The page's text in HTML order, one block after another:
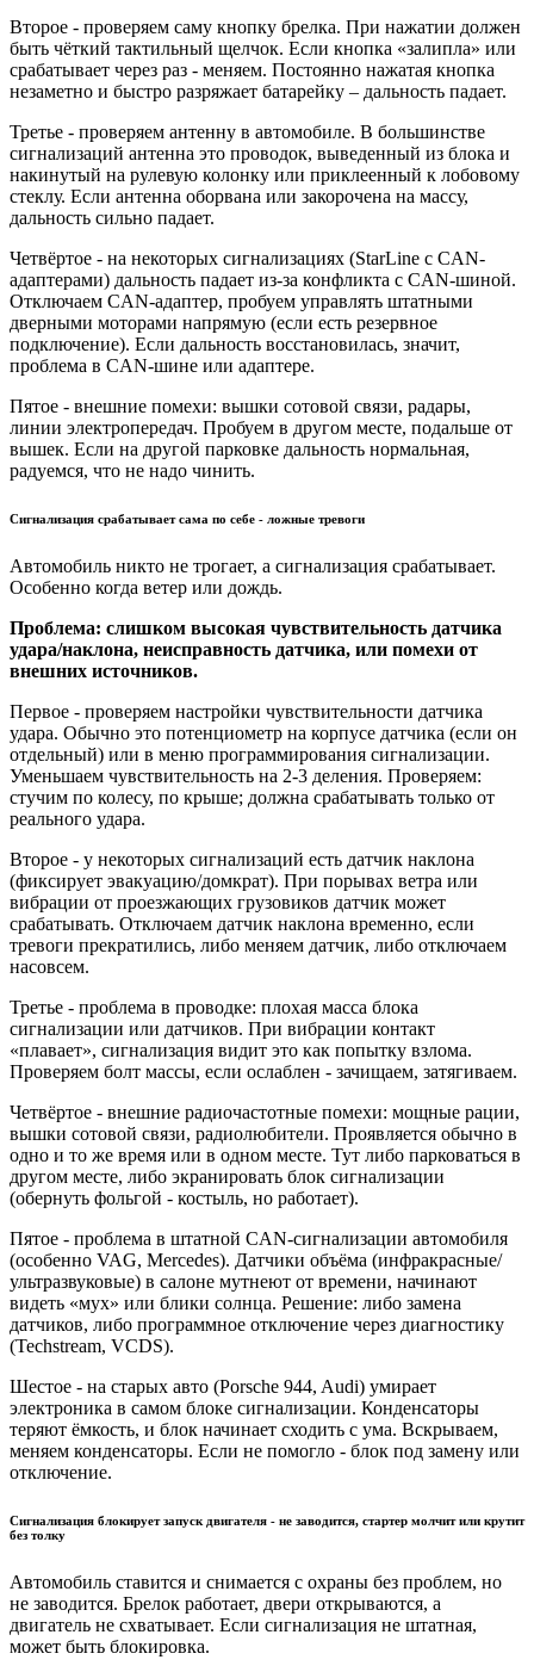
Второе - проверяем саму кнопку брелка. При нажатии должен
быть чёткий тактильный щелчок. Если кнопка «залипла» или
срабатывает через раз - меняем. Постоянно нажатая кнопка
незаметно и быстро разряжает батарейку – дальность падает.
Третье - проверяем антенну в автомобиле. В большинстве
сигнализаций антенна это проводок, выведенный из блока и
накинутый на рулевую колонку или приклеенный к лобовому
стеклу. Если антенна оборвана или закорочена на массу,
дальность сильно падает.
Четвёртое - на некоторых сигнализациях (StarLine с CAN-
адаптерами) дальность падает из-за конфликта с CAN-шиной.
Отключаем CAN-адаптер, пробуем управлять штатными
дверными моторами напрямую (если есть резервное
подключение). Если дальность восстановилась, значит,
проблема в CAN-шине или адаптере.
Пятое - внешние помехи: вышки сотовой связи, радары,
линии электропередач. Пробуем в другом месте, подальше от
вышек. Если на другой парковке дальность нормальная,
радуемся, что не надо чинить.
Сигнализация срабатывает сама по себе - ложные тревоги
Автомобиль никто не трогает, а сигнализация срабатывает.
Особенно когда ветер или дождь.
Проблема: слишком высокая чувствительность датчика
удара/наклона, неисправность датчика, или помехи от
внешних источников.
Первое - проверяем настройки чувствительности датчика
удара. Обычно это потенциометр на корпусе датчика (если он
отдельный) или в меню программирования сигнализации.
Уменьшаем чувствительность на 2-3 деления. Проверяем:
стучим по колесу, по крыше; должна срабатывать только от
реального удара.
Второе - у некоторых сигнализаций есть датчик наклона
(фиксирует эвакуацию/домкрат). При порывах ветра или
вибрации от проезжающих грузовиков датчик может
срабатывать. Отключаем датчик наклона временно, если
тревоги прекратились, либо меняем датчик, либо отключаем
насовсем.
Третье - проблема в проводке: плохая масса блока
сигнализации или датчиков. При вибрации контакт
«плавает», сигнализация видит это как попытку взлома.
Проверяем болт массы, если ослаблен - зачищаем, затягиваем.
Четвёртое - внешние радиочастотные помехи: мощные рации,
вышки сотовой связи, радиолюбители. Проявляется обычно в
одно и то же время или в одном месте. Тут либо парковаться в
другом месте, либо экранировать блок сигнализации
(обернуть фольгой - костыль, но работает).
Пятое - проблема в штатной CAN-сигнализации автомобиля
(особенно VAG, Mercedes). Датчики объёма (инфракрасные/
ультразвуковые) в салоне мутнеют от времени, начинают
видеть «мух» или блики солнца. Решение: либо замена
датчиков, либо программное отключение через диагностику
(Techstream, VCDS).
Шестое - на старых авто (Porsche 944, Audi) умирает
электроника в самом блоке сигнализации. Конденсаторы
теряют ёмкость, и блок начинает сходить с ума. Вскрываем,
меняем конденсаторы. Если не помогло - блок под замену или
отключение.
Сигнализация блокирует запуск двигателя - не заводится, стартер молчит или крутит
без толку
Автомобиль ставится и снимается с охраны без проблем, но
не заводится. Брелок работает, двери открываются, а
двигатель не схватывает. Если сигнализация не штатная,
может быть блокировка.